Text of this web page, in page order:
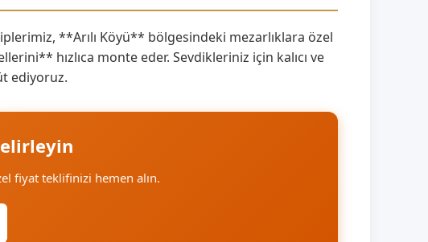
**Arılı Köyü** bölgesindeki mezarlıklara özel
hızlıca monte eder. Sevdikleriniz için kalıcı ve
ediyoruz.
fiyat teklifinizi hemen alın.